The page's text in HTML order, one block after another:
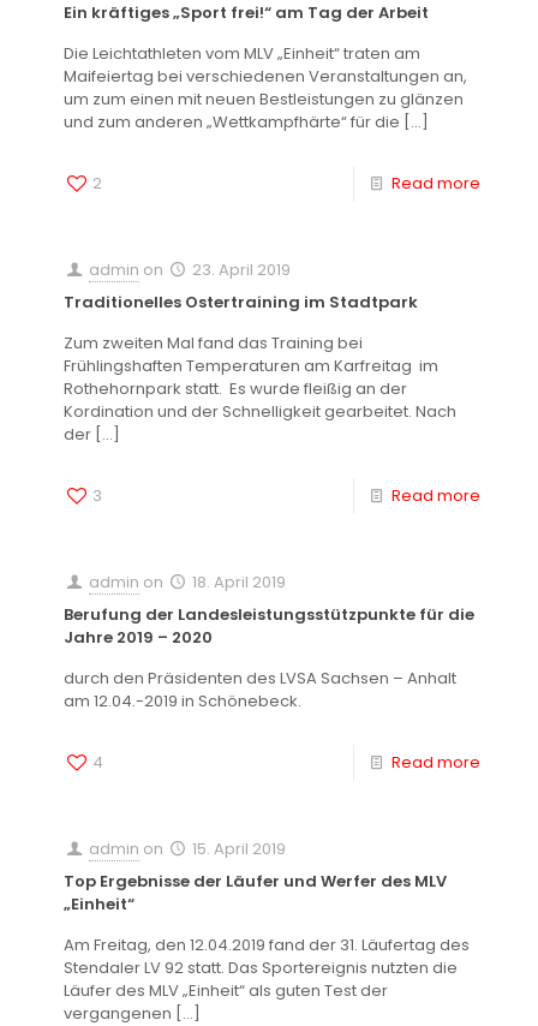
Ein kräftiges „Sport frei!“ am Tag der Arbeit
Die Leichtathleten vom MLV „Einheit“ traten am
Maifeiertag bei verschiedenen Veranstaltungen an,
um zum einen mit neuen Bestleistungen zu glänzen
und zum anderen „Wettkampfhärte“ für die […]
2 Read more
admin on
23. April 2019
Traditionelles Ostertraining im Stadtpark
Zum zweiten Mal fand das Training bei
Frühlingshaften Temperaturen am Karfreitag im
Rothehornpark statt. Es wurde fleißig an der
Kordination und der Schnelligkeit gearbeitet. Nach
der […]
3 Read more
admin on
18. April 2019
Berufung der Landesleistungsstützpunkte für die
Jahre 2019 – 2020
durch den Präsidenten des LVSA Sachsen – Anhalt
am 12.04.-2019 in Schönebeck.
4 Read more
admin on
15. April 2019
Top Ergebnisse der Läufer und Werfer des MLV
„Einheit“
Am Freitag, den 12.04.2019 fand der 31. Läufertag des
Stendaler LV 92 statt. Das Sportereignis nutzten die
Läufer des MLV „Einheit“ als guten Test der
vergangenen […]